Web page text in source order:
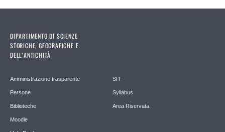
DIPARTIMENTO DI SCIENZE
STORICHE, GEOGRAFICHE E
DELL’ANTICHITÀ
Amministrazione trasparente
Persone
Biblioteche
Moodle
SIT
Syllabus
Area Riservata